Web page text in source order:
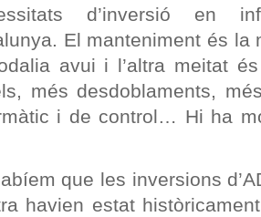
d’inversió en
El manteniment és la
avui i l’altra meitat
més desdoblaments,
i de control… Hi ha
que les inversions
havien estat